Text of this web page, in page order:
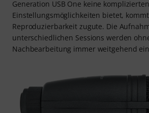
Generation USB One keine komplizierten
Einstellungsmöglichkeiten bietet,
Reproduzierbarkeit zugute. Die
unterschiedlichen Sessions werden
Nachbearbeitung immer weitgehend